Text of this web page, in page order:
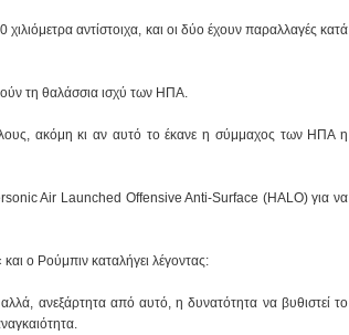
αντίστοιχα, και οι δύο έχουν παραλλαγές κατά
τη θαλάσσια ισχύ των ΗΠΑ.
ακόμη κι αν αυτό το έκανε η σύμμαχος των ΗΠΑ η
Air Launched Offensive Anti-Surface (HALO) για να
ο Ρούμπιν καταλήγει λέγοντας:
ανεξάρτητα από αυτό, η δυνατότητα να βυθιστεί το